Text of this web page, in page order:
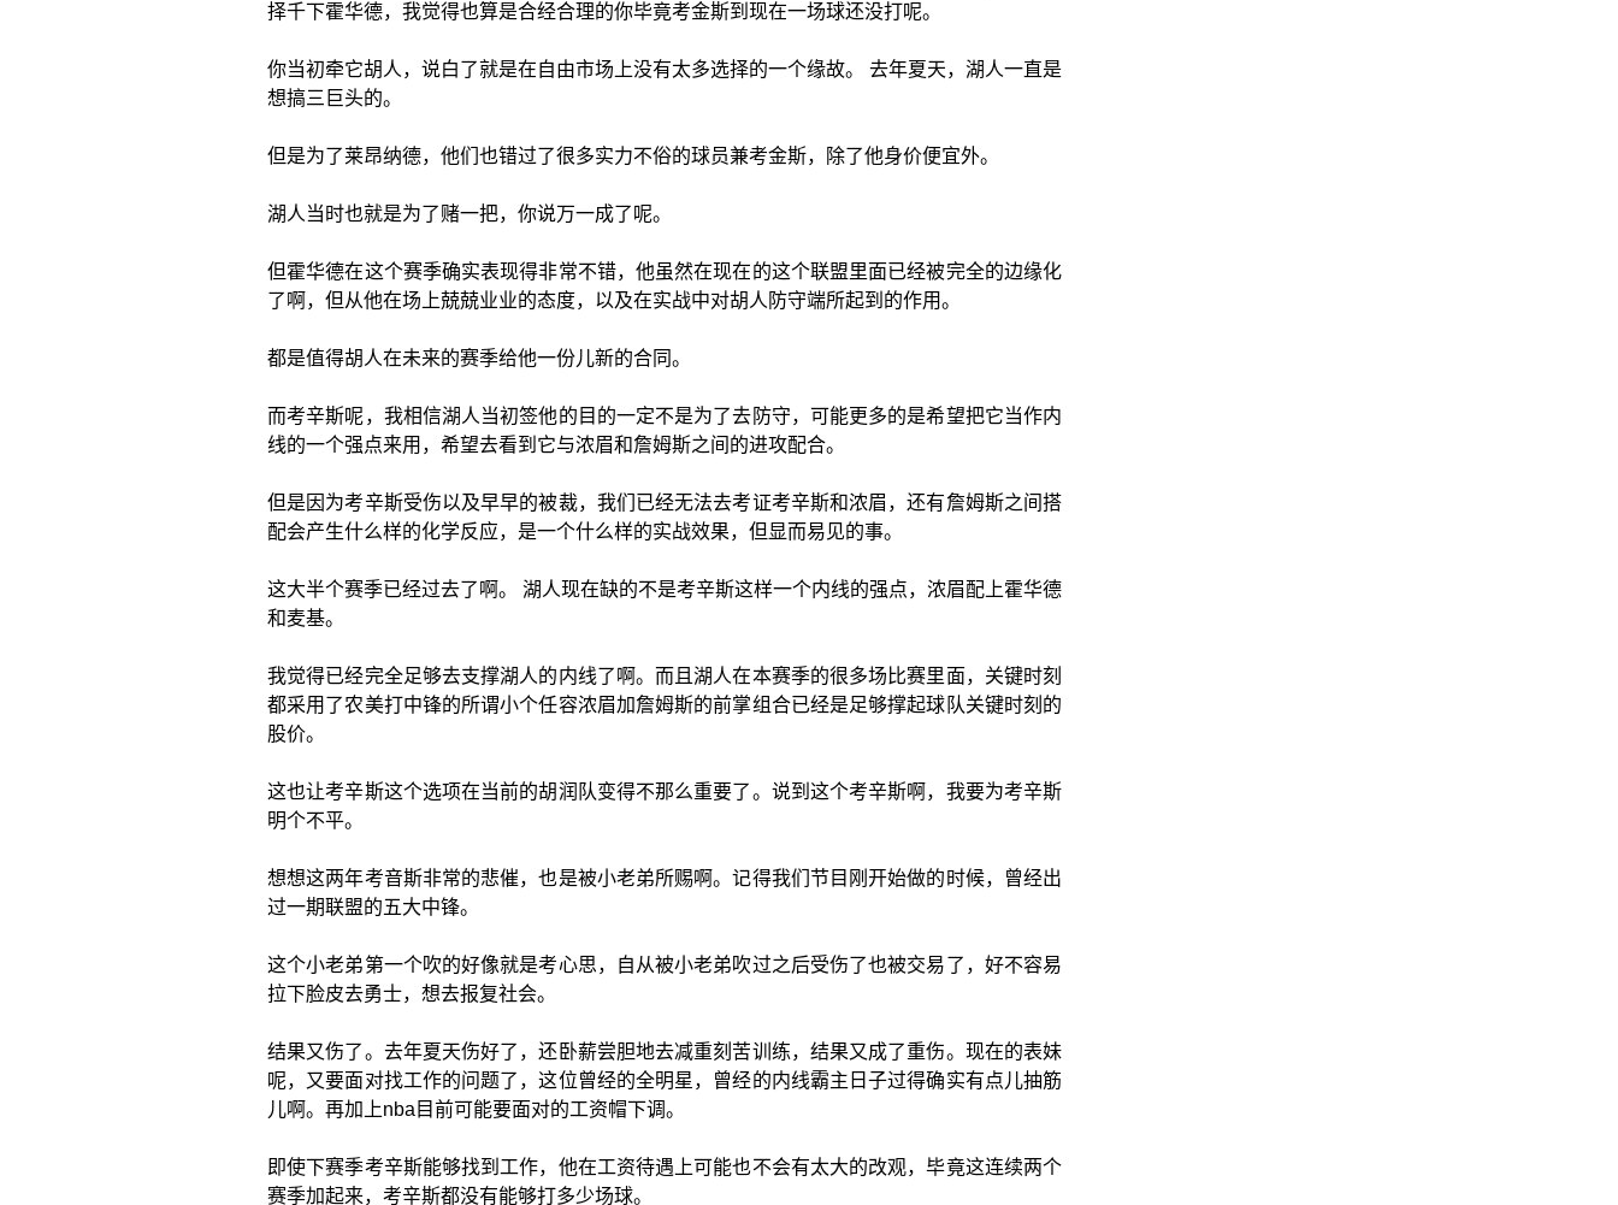
择千下霍华德，我觉得也算是合经合理的你毕竟考金斯到现在一场球还没打呢。
你当初牵它胡人，说白了就是在自由市场上没有太多选择的一个缘故。 去年夏天，湖人一直是
想搞三巨头的。
但是为了莱昂纳德，他们也错过了很多实力不俗的球员兼考金斯，除了他身价便宜外。
湖人当时也就是为了赌一把，你说万一成了呢。
但霍华德在这个赛季确实表现得非常不错，他虽然在现在的这个联盟里面已经被完全的边缘化
了啊，但从他在场上兢兢业业的态度，以及在实战中对胡人防守端所起到的作用。
都是值得胡人在未来的赛季给他一份儿新的合同。
而考辛斯呢，我相信湖人当初签他的目的一定不是为了去防守，可能更多的是希望把它当作内
线的一个强点来用，希望去看到它与浓眉和詹姆斯之间的进攻配合。
但是因为考辛斯受伤以及早早的被裁，我们已经无法去考证考辛斯和浓眉，还有詹姆斯之间搭
配会产生什么样的化学反应，是一个什么样的实战效果，但显而易见的事。
这大半个赛季已经过去了啊。 湖人现在缺的不是考辛斯这样一个内线的强点，浓眉配上霍华德
和麦基。
我觉得已经完全足够去支撑湖人的内线了啊。而且湖人在本赛季的很多场比赛里面，关键时刻
都采用了农美打中锋的所谓小个任容浓眉加詹姆斯的前掌组合已经是足够撑起球队关键时刻的
股价。
这也让考辛斯这个选项在当前的胡润队变得不那么重要了。说到这个考辛斯啊，我要为考辛斯
明个不平。
想想这两年考音斯非常的悲催，也是被小老弟所赐啊。记得我们节目刚开始做的时候，曾经出
过一期联盟的五大中锋。
这个小老弟第一个吹的好像就是考心思，自从被小老弟吹过之后受伤了也被交易了，好不容易
拉下脸皮去勇士，想去报复社会。
结果又伤了。去年夏天伤好了，还卧薪尝胆地去减重刻苦训练，结果又成了重伤。现在的表妹
呢，又要面对找工作的问题了，这位曾经的全明星，曾经的内线霸主日子过得确实有点儿抽筋
儿啊。再加上nba目前可能要面对的工资帽下调。
即使下赛季考辛斯能够找到工作，他在工资待遇上可能也不会有太大的改观，毕竟这连续两个
赛季加起来，考辛斯都没有能够打多少场球。